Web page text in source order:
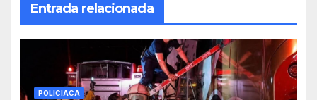
Entrada relacionada
POLICIACA